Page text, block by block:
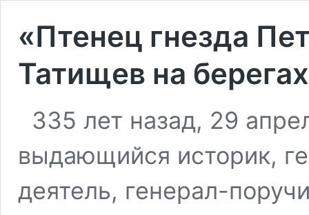
«Птенец гнезда
Татищев на
335 лет назад, 29
выдающийся историк,
деятель, генерал-